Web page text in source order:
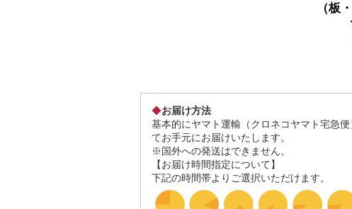
（板
◆お届け方法
基本的にヤマト運輸（クロネコヤマト宅急便
てお手元にお届けいたします。
※国外への発送はできません。
【お届け時間指定について】
下記の時間帯よりご選択いただけます。